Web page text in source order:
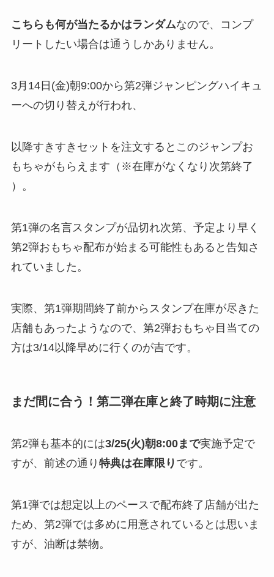
こちらも何が当たるかはランダムなので、コンプ
リートしたい場合は通うしかありません。
3月14日(金)朝9:00から第2弾ジャンピングハイキュ
ーへの切り替えが行われ​、
以降すきすきセットを注文するとこのジャンプお
もちゃがもらえます（※在庫がなくなり次第終了​
）。
第1弾の名言スタンプが品切れ次第、予定より早く
第2弾おもちゃ配布が始まる可能性もあると告知さ
れていました​。
実際、第1弾期間終了前からスタンプ在庫が尽きた
店舗もあったようなので、第2弾おもちゃ目当ての
方は3/14以降早めに行くのが吉です。
まだ間に合う！第二弾在庫と終了時期に注意
第2弾も基本的には3/25(火)朝8:00まで実施予定で
すが、前述の通り 特典は在庫限り です​。
第1弾では想定以上のペースで配布終了店舗が出た
ため、第2弾では多めに用意されているとは思いま
すが、油断は禁物。